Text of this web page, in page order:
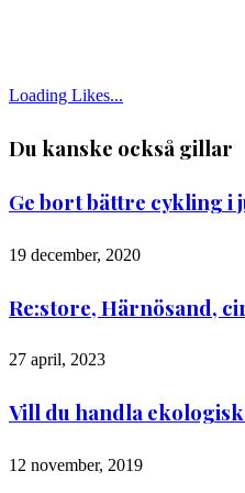
Loading Likes...
Du kanske också gillar
Ge bort bättre cykling i
19 december, 2020
Re:store, Härnösand,
27 april, 2023
Vill du handla
12 november, 2019